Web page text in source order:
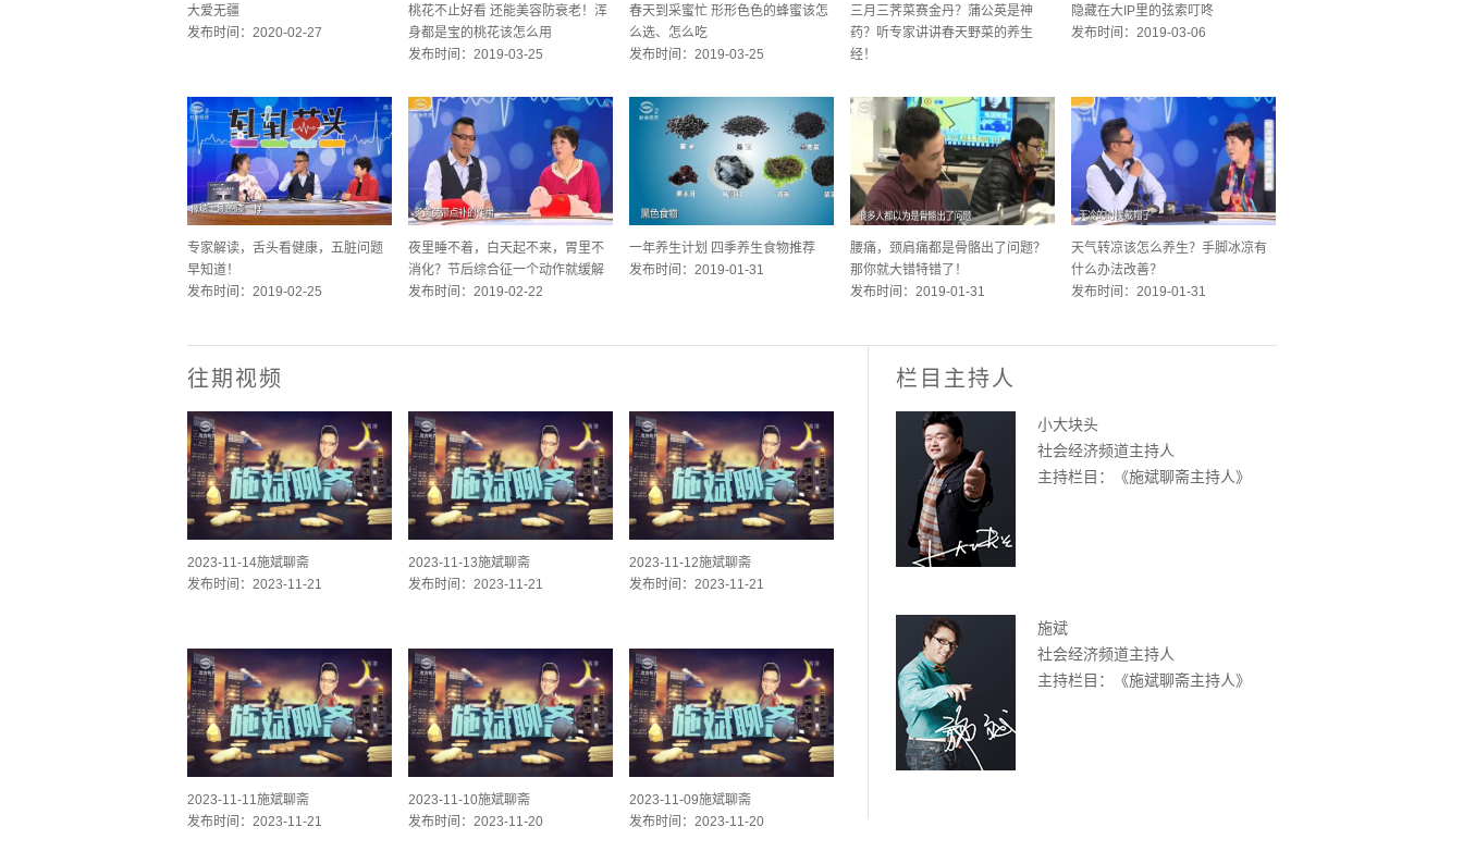
视窗
Color
Transparency
字体边缘样式
字体库
重启恢复全部设定至预设值 完成
关闭弹窗
结束对话视窗
大爱无疆
发布时间：2020-02-27
桃花不止好看 还能美容防衰老！浑
身都是宝的桃花该怎么用
发布时间：2019-03-25
春天到采蜜忙 形形色色的蜂蜜该怎
么选、怎么吃
发布时间：2019-03-25
三月三荠菜赛金丹？蒲公英是神
药？听专家讲讲春天野菜的养生
经！
隐藏在大IP里的弦索叮咚
发布时间：2019-03-06
专家解读，舌头看健康，五脏问题
早知道！
发布时间：2019-02-25
夜里睡不着，白天起不来，胃里不
消化？节后综合征一个动作就缓解
发布时间：2019-02-22
一年养生计划 四季养生食物推荐
发布时间：2019-01-31
腰痛，颈肩痛都是骨骼出了问题？
那你就大错特错了！
发布时间：2019-01-31
天气转凉该怎么养生？手脚冰凉有
什么办法改善？
发布时间：2019-01-31
往期视频
2023-11-14施斌聊斋
发布时间：2023-11-21
2023-11-13施斌聊斋
发布时间：2023-11-21
2023-11-12施斌聊斋
发布时间：2023-11-21
2023-11-11施斌聊斋
发布时间：2023-11-21
2023-11-10施斌聊斋
发布时间：2023-11-20
2023-11-09施斌聊斋
发布时间：2023-11-20
栏目主持人
小大块头
社会经济频道主持人
主持栏目：《施斌聊斋主持人》
施斌
社会经济频道主持人
主持栏目：《施斌聊斋主持人》